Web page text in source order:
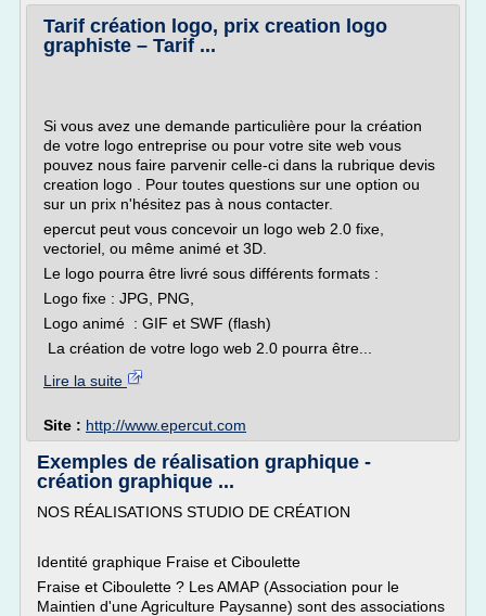
Tarif création logo, prix creation logo
graphiste – Tarif ...
Si vous avez une demande particulière pour la création
de votre logo entreprise ou pour votre site web vous
pouvez nous faire parvenir celle-ci dans la rubrique devis
creation logo . Pour toutes questions sur une option ou
sur un prix n'hésitez pas à nous contacter.
epercut peut vous concevoir un logo web 2.0 fixe,
vectoriel, ou même animé et 3D.
Le logo pourra être livré sous différents formats :
Logo fixe : JPG, PNG,
Logo animé : GIF et SWF (flash)
La création de votre logo web 2.0 pourra être...
Lire la suite
Site : http://www.epercut.com
Exemples de réalisation graphique -
création graphique ...
NOS RÉALISATIONS STUDIO DE CRÉATION
Identité graphique Fraise et Ciboulette
Fraise et Ciboulette ? Les AMAP (Association pour le
Maintien d'une Agriculture Paysanne) sont des associations